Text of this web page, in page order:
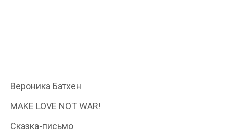
Вероника Батхен
MAKE LOVE NOT WAR!
Сказка-письмо